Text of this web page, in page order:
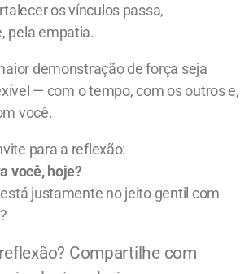
os vínculos passa,
pela empatia.
demonstração de força seja
— com o tempo, com os outros e,
você.
para a reflexão:
você, hoje?
justamente no jeito gentil com
Compartilhe com